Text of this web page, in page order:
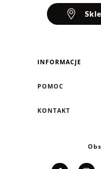
INFORMACJE
Klub Greenpoint
POMOC
KONTAKT
Telefon: 12 287
Pn. - pt.: 8:00 -